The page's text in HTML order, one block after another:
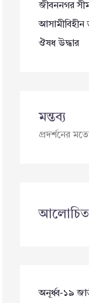
জীবননগর
আসামীবিহীন
ঔষধ উদ্ধার
মন্তব্য
প্রদর্শনের
আলোচিত
অনূর্ধ্ব-১৯